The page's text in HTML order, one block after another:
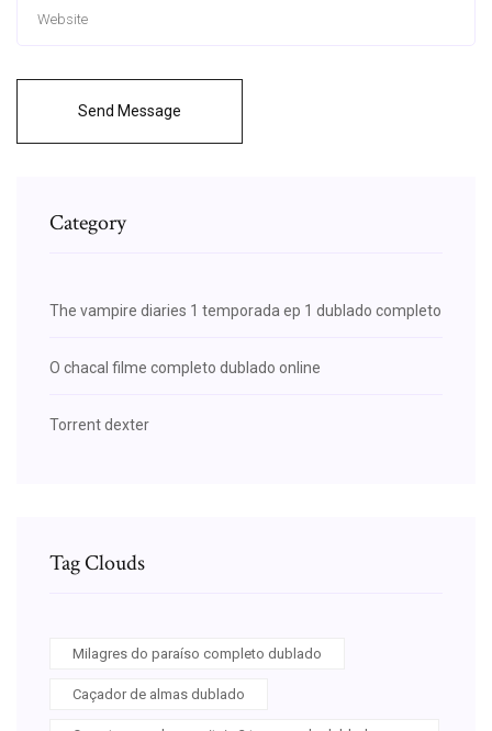
Send Message
Category
The vampire diaries 1 temporada ep 1 dublado completo
O chacal filme completo dublado online
Torrent dexter
Tag Clouds
Milagres do paraíso completo dublado
Caçador de almas dublado